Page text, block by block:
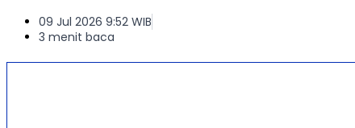
09 Jul 2026 9:52 WIB
3 menit baca